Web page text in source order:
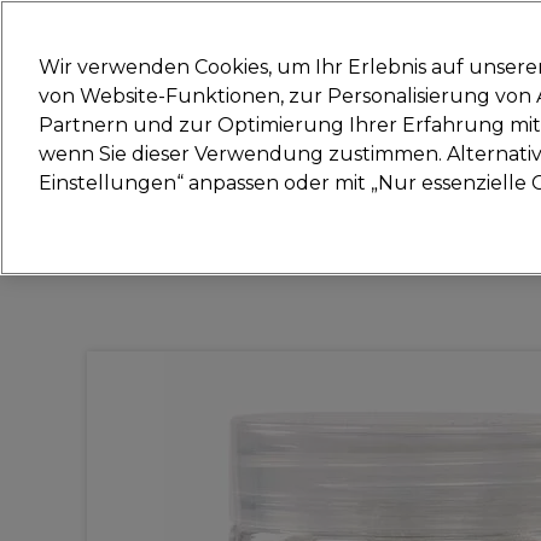
Marken Deals Haare Elektrogeräte
Lieferung und Lieferzeiten
Wir verwenden Cookies, um Ihr Erlebnis auf
von Website-Funktionen, zur Personalisierung
Partnern und zur Optimierung Ihrer Erfahrung mit
wenn Sie dieser Verwendung zustimmen.
Einstellungen“ anpassen oder mit „Nur essenzielle